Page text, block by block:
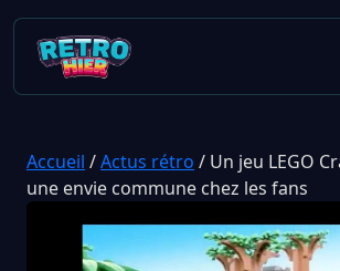
Accueil /Actus rétro / Un jeu LEGO
une envie commune chez les fans